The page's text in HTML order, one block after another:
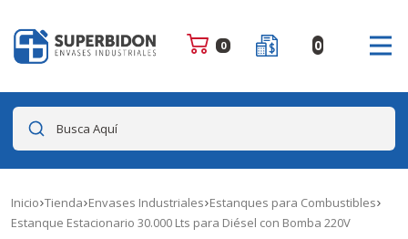
0 0
Busca Aquí
Inicio Tienda Envases Industriales Estanques para Combustibles
Estanque Estacionario 30.000 Lts para Diésel con Bomba 220V